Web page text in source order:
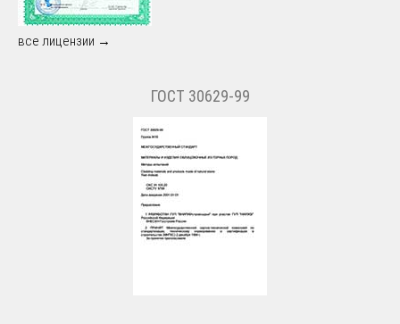
все лицензии →
ГОСТ 30629-99